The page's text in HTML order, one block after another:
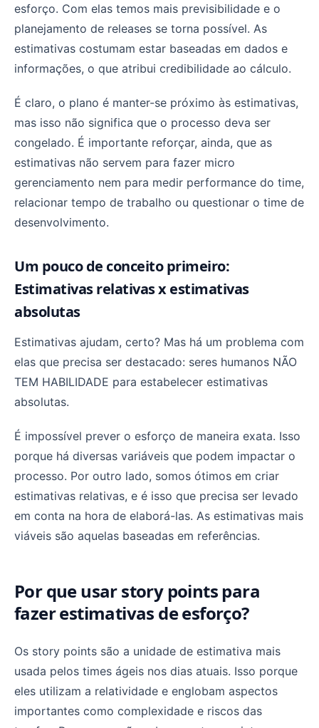
esforço. Com elas temos mais previsibilidade e o
planejamento de releases se torna possível. As
estimativas costumam estar baseadas em dados e
informações, o que atribui credibilidade ao cálculo.
É claro, o plano é manter-se próximo às estimativas,
mas isso não significa que o processo deva ser
congelado. É importante reforçar, ainda, que as
estimativas não servem para fazer micro
gerenciamento nem para medir performance do time,
relacionar tempo de trabalho ou questionar o time de
desenvolvimento.
Um pouco de conceito primeiro:
Estimativas relativas x estimativas
absolutas
Estimativas ajudam, certo? Mas há um problema com
elas que precisa ser destacado: seres humanos NÃO
TEM HABILIDADE para estabelecer estimativas
absolutas.
É impossível prever o esforço de maneira exata. Isso
porque há diversas variáveis que podem impactar o
processo. Por outro lado, somos ótimos em criar
estimativas relativas, e é isso que precisa ser levado
em conta na hora de elaborá-las. As estimativas mais
viáveis são aquelas baseadas em referências.
Por que usar story points para
fazer estimativas de esforço?
Os story points são a unidade de estimativa mais
usada pelos times ágeis nos dias atuais. Isso porque
eles utilizam a relatividade e englobam aspectos
importantes como complexidade e riscos das